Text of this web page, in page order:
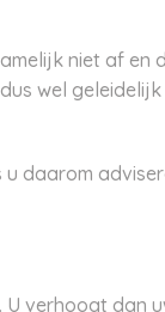
niet af en
wel
daarom
verhoogt dan